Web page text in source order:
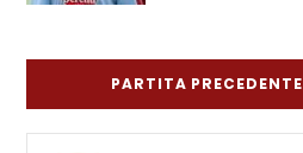
PARTITA PRECEDENTE